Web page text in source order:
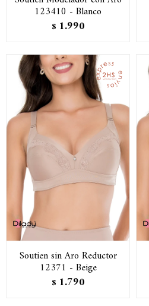
123410 - Blanco
$ 1.990
Soutien sin Aro Reductor
12371 - Beige
$ 1.790